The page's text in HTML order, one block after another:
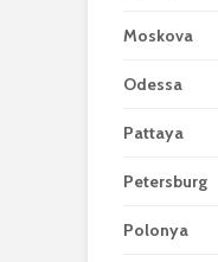
Moskova
Odessa
Pattaya
Petersburg
Polonya